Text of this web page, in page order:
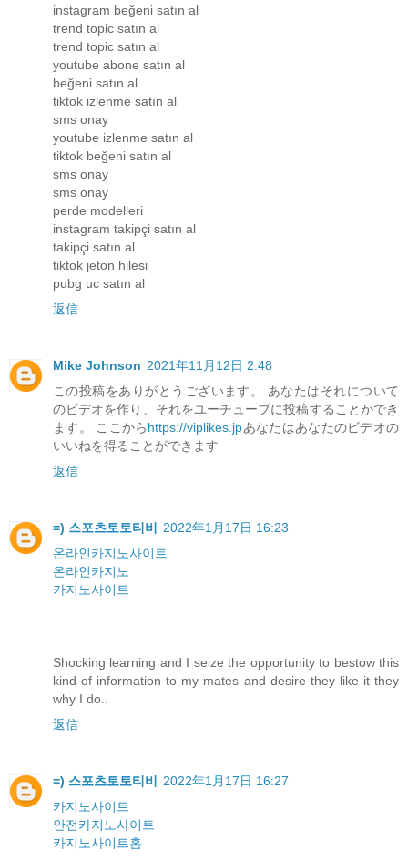
instagram beğeni satın al
trend topic satın al
trend topic satın al
youtube abone satın al
beğeni satın al
tiktok izlenme satın al
sms onay
youtube izlenme satın al
tiktok beğeni satın al
sms onay
sms onay
perde modelleri
instagram takipçi satın al
takipçi satın al
tiktok jeton hilesi
pubg uc satın al
返信
Mike Johnson 2021年11月12日 2:48
この投稿をありがとうございます。 あなたはそれについて
のビデオを作り、それをユーチューブに投稿することができ
ます。 ここからhttps://viplikes.jpあなたはあなたのビデオの
いいねを得ることができます
返信
=) 스포츠토토티비
2022年1月17日 16:23
온라인카지노사이트
온라인카지노
카지노사이트
Shocking learning and I seize the opportunity to bestow this
kind of information to my mates and desire they like it they
why I do..
返信
=) 스포츠토토티비
2022年1月17日 16:27
카지노사이트
안전카지노사이트
카지노사이트홈